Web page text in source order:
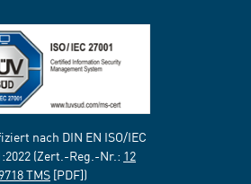
nach DIN EN ISO/IEC
(Zert.-Reg.-Nr.: 12
TMS [PDF])